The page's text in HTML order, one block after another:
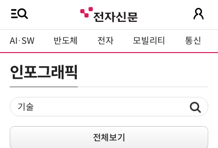
AI·SW 반도체 전자 모빌리티 통신
인포그래픽
전체보기